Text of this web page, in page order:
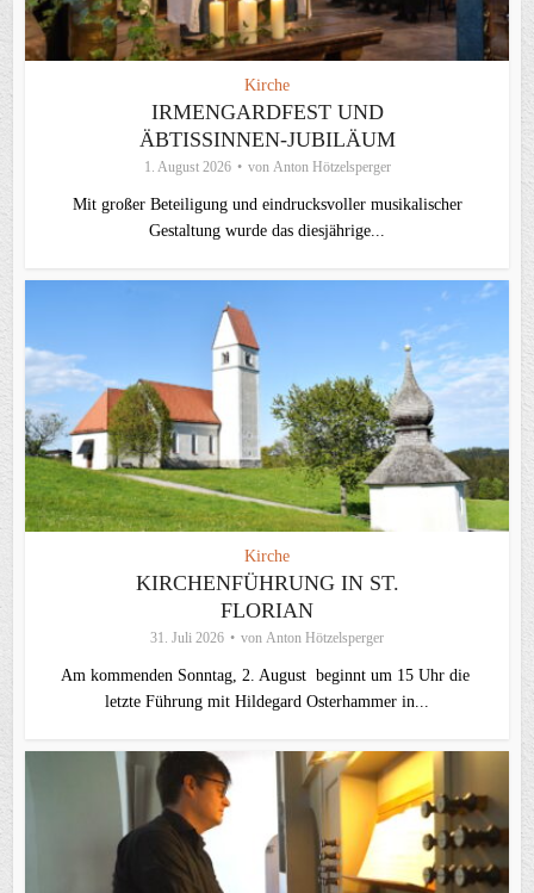
Kirche
IRMENGARDFEST UND
ÄBTISSINNEN-JUBILÄUM
1. August 2026 von Anton Hötzelsperger
Mit großer Beteiligung und eindrucksvoller musikalischer
Gestaltung wurde das diesjährige...
Kirche
KIRCHENFÜHRUNG IN ST.
FLORIAN
31. Juli 2026 von Anton Hötzelsperger
Am kommenden Sonntag, 2. August beginnt um 15 Uhr die
letzte Führung mit Hildegard Osterhammer in...